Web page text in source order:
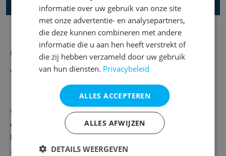
Over DryPlan
Vol overgave voor vochtbestrijding
Oplossingsgericht, communicatief en veel goesting om
elk vochtprobleem aan te pakken. Maak kennis met
DryPlan, vochtspecialist uit Mechelen. Hier gaat gericht
advies hand in hand met een waterdichte oplossing. Of
informatie over uw gebruik van onze site
met onze advertentie- en analysepartners,
die deze kunnen combineren met andere
informatie die u aan hen heeft verstrekt of
die zij hebben verzameld door uw gebruik
van hun diensten. Privacybeleid
ALLES ACCEPTEREN
ALLES AFWIJZEN
DETAILS WEERGEVEN